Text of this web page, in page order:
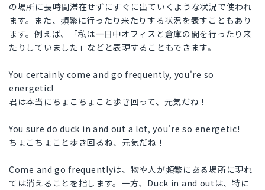
の場所に長時間滞在せずにすぐに出ていくような状況で使われ
ます。また、頻繁に行ったり来たりする状況を表すこともあり
ます。例えば、「私は一日中オフィスと倉庫の間を行ったり来
たりしていました」などと表現することもできます。
You certainly come and go frequently, you're so
energetic!
君は本当にちょこちょこと歩き回って、元気だね！
You sure do duck in and out a lot, you're so energetic!
ちょこちょこと歩き回るね、元気だね！
Come and go frequentlyは、物や人が頻繁にある場所に現れ
ては消えることを指します。一方、Duck in and outは、特に